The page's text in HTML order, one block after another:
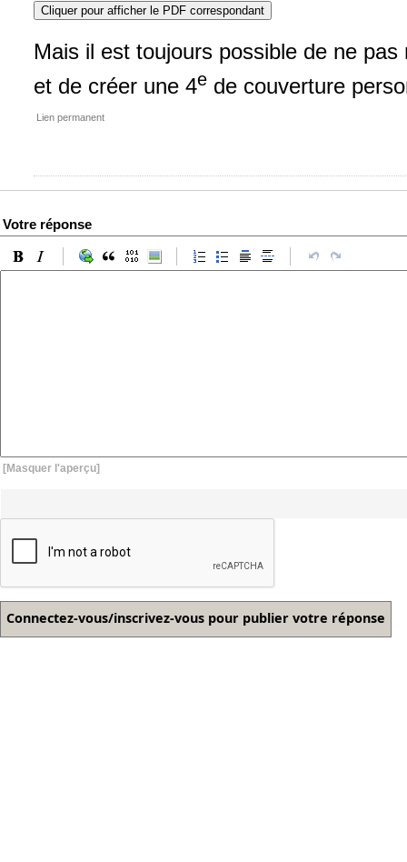
Cliquer pour afficher le PDF correspondant
Mais il est toujours possible de ne
et de créer une 4e de couverture
Lien permanent
Votre réponse
[Masquer l'aperçu]